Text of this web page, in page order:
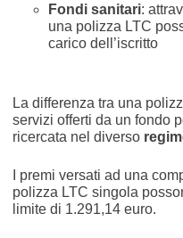
Fondi sanitari:
una polizza LTC
carico dell’iscritto
La differenza tra una
servizi offerti da un fondo
ricercata nel diverso
I premi versati ad una
polizza LTC singola
limite di 1.291,14 euro.